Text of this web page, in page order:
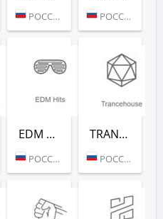
РОССИЯ (МОСКВА) РОССИЯ (МОСКВА)
EDM CLASSICS (РАДИО РЕКОРД)
РОССИЯ (МОСКВА)
TRANCEHOUSE (РАДИО РЕКОРД)
РОССИЯ (МОСКВА)